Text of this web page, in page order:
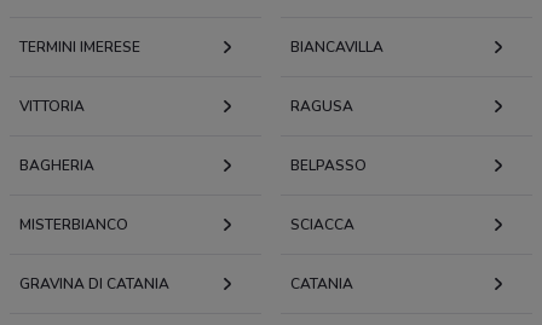
TERMINI IMERESE BIANCAVILLA
VITTORIA RAGUSA
BAGHERIA BELPASSO
MISTERBIANCO SCIACCA
GRAVINA DI CATANIA CATANIA